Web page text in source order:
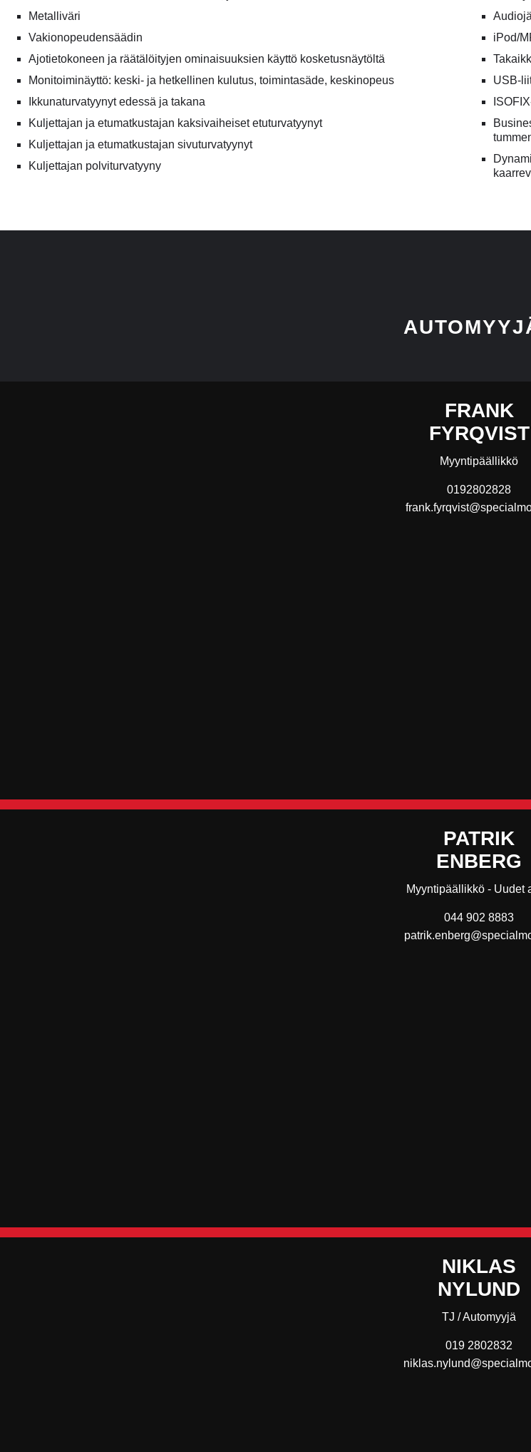
Metalliväri
Vakionopeudensäädin
Ajotietokoneen ja räätälöityjen ominaisuuksien käyttö kosketusnäytöltä
Monitoiminäyttö: keski- ja hetkellinen kulutus, toimintasäde, keskinopeus
Ikkunaturvatyynyt edessä ja takana
Kuljettajan ja etumatkustajan kaksivaiheiset etuturvatyynyt
Kuljettajan ja etumatkustajan sivuturvatyynyt
Kuljettajan polviturvatyyny
iPod/
USB-
FRANK
FYRQVIST
Myyntipäällikkö
0192802828
PATRIK
ENBERG
Myyntipäällikkö - Uudet
044 902 8883
NIKLAS
NYLUND
TJ / Automyyjä
019 2802832